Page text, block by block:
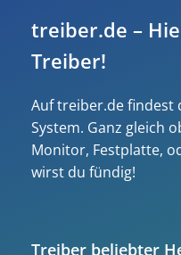
treiber.de –
Treiber!
Auf treiber.de findest
System. Ganz gleich
Monitor, Festplatte,
wirst du fündig!
Treiber beliebter